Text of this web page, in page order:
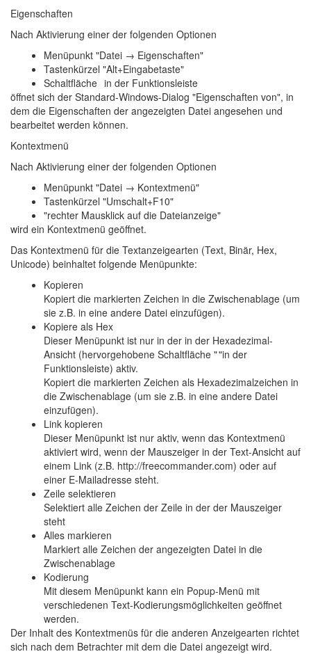
Eigenschaften
Nach Aktivierung einer der folgenden Optionen
Menüpunkt "Datei → Eigenschaften"
Tastenkürzel "Alt+Eingabetaste"
Schaltfläche in der Funktionsleiste
öffnet sich der Standard-Windows-Dialog "Eigenschaften von", in
dem die Eigenschaften der angezeigten Datei angesehen und
bearbeitet werden können.
Kontextmenü
Nach Aktivierung einer der folgenden Optionen
Menüpunkt "Datei → Kontextmenü"
Tastenkürzel "Umschalt+F10"
"rechter Mausklick auf die Dateianzeige"
wird ein Kontextmenü geöffnet.
Das Kontextmenü für die Textanzeigearten (Text, Binär, Hex,
Unicode) beinhaltet folgende Menüpunkte:
Kopieren
Kopiert die markierten Zeichen in die Zwischenablage (um
sie z.B. in eine andere Datei einzufügen).
Kopiere als Hex
Dieser Menüpunkt ist nur in der in der Hexadezimal-
Ansicht (hervorgehobene Schaltfläche ""in der
Funktionsleiste) aktiv.
Kopiert die markierten Zeichen als Hexadezimalzeichen in
die Zwischenablage (um sie z.B. in eine andere Datei
einzufügen).
Link kopieren
Dieser Menüpunkt ist nur aktiv, wenn das Kontextmenü
aktiviert wird, wenn der Mauszeiger in der Text-Ansicht auf
einem Link (z.B. http://freecommander.com) oder auf
einer E-Mailadresse steht.
Zeile selektieren
Selektiert alle Zeichen der Zeile in der der Mauszeiger
steht
Alles markieren
Markiert alle Zeichen der angezeigten Datei in die
Zwischenablage
Kodierung
Mit diesem Menüpunkt kann ein Popup-Menü mit
verschiedenen Text-Kodierungsmöglichkeiten geöffnet
werden.
Der Inhalt des Kontextmenüs für die anderen Anzeigearten richtet
sich nach dem Betrachter mit dem die Datei angezeigt wird.